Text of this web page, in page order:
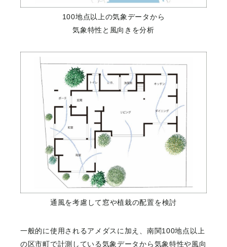
100地点以上の気象データから
気象特性と風向きを分析
通風を考慮して窓や植栽の配置を検討
一般的に使用されるアメダスに加え、南関100地点以上
の区市町で計測している気象データから気象特性や風向